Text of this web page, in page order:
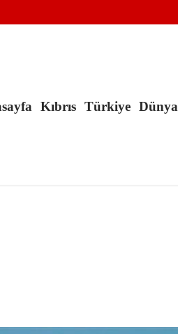
Kıbrıs Türkiye Dünya